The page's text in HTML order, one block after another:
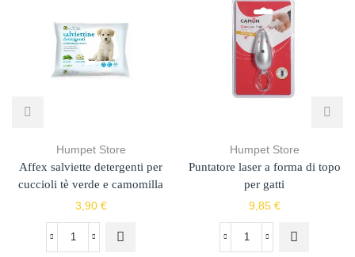
Humpet Store
Affex salviette detergenti per
cuccioli tè verde e camomilla
3,90 €
Humpet Store
Puntatore laser a forma di topo
per gatti
9,85 €